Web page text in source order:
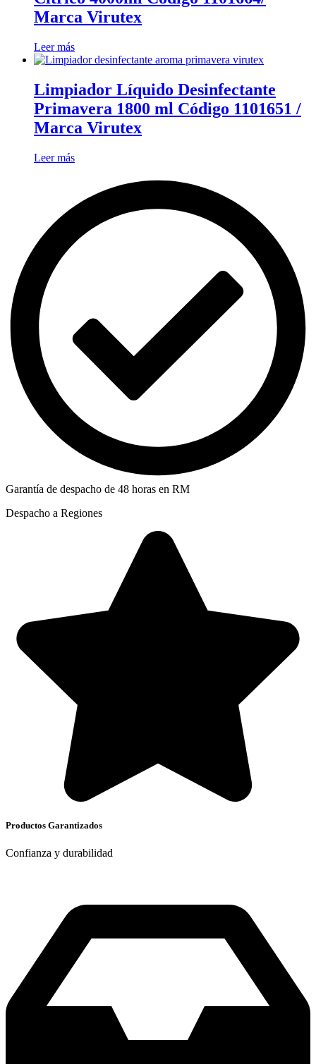
Marca Virutex
Leer más
Limpiador Líquido Desinfectante
Primavera 1800 ml Código 1101651 /
Marca Virutex
Leer más
Garantía de despacho de 48 horas en RM
Despacho a Regiones
Productos Garantizados
Confianza y durabilidad